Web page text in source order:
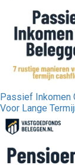
Passief Inkomen
Voor Lange